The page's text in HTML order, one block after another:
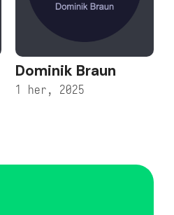
Dominik Braun
1 her, 2025